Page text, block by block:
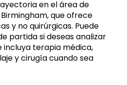
en el área de
que ofrece
y no quirúrgicas. Puede
partida si deseas analizar
incluya terapia médica,
y cirugía cuando sea